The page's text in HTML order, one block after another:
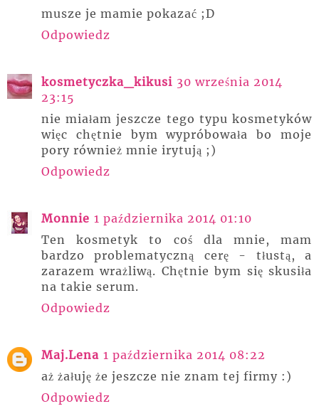
musze je mamie pokazać ;D
Odpowiedz
kosmetyczka_kikusi 30 września 2014
23:15
nie miałam jeszcze tego typu kosmetyków
więc chętnie bym wypróbowała bo moje
pory również mnie irytują ;)
Odpowiedz
Monnie 1 października 2014 01:10
Ten kosmetyk to coś dla mnie, mam
bardzo problematyczną cerę - tłustą, a
zarazem wrażliwą. Chętnie bym się skusiła
na takie serum.
Odpowiedz
Maj.Lena 1 października 2014 08:22
aż żałuję że jeszcze nie znam tej firmy :)
Odpowiedz